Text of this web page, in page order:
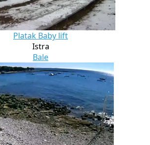
Platak Baby lift
Istra
Bale